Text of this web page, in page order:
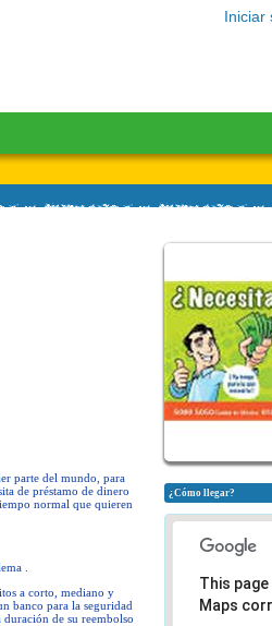
Iniciar
parte del mundo, para
de préstamo de dinero
normal que quieren
.
a corto, mediano y
banco para la seguridad
de su reembolso
¿Cómo llegar?
This
Maps